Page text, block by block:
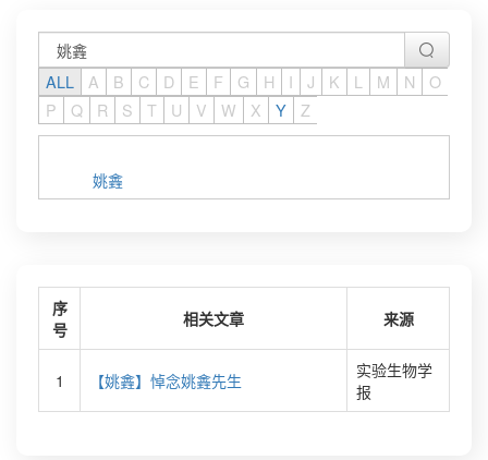
ALL A B C D E F G H I J K L M N
O
P
Q R S T U V W X Y Z
姚錱
序
号
相关文章 来源
1 【姚錱】悼念姚錱先生
实验生物学
报